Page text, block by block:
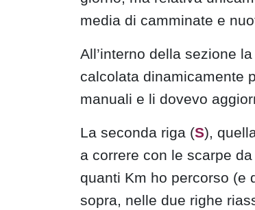
media di camminate e
All’interno della sezione
calcolata dinamicamente
manuali e li dovevo
La seconda riga (S),
a correre con le scarpe
quanti Km ho percorso (e
sopra, nelle due righe